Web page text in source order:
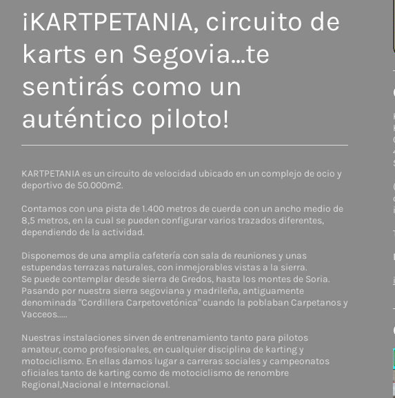
¡KARTPETANIA, circuito de
karts en Segovia...te
sentirás como un
auténtico piloto!
KARTPETANIA es un circuito de velocidad ubicado en un complejo de ocio y
deportivo de 50.000m2.
Contamos con una pista de 1.400 metros de cuerda con un ancho medio de
8,5 metros, en la cual se pueden configurar varios trazados diferentes,
dependiendo de la actividad.
Disponemos de una amplia cafetería con sala de reuniones y unas
estupendas terrazas naturales, con inmejorables vistas a la sierra.
Se puede contemplar desde sierra de Gredos, hasta los montes de Soria.
Pasando por nuestra sierra segoviana y madrileña, antiguamente
denominada "Cordillera Carpetovetónica" cuando la poblaban Carpetanos y
Vacceos.....
Nuestras instalaciones sirven de entrenamiento tanto para pilotos
amateur, como profesionales, en cualquier disciplina de karting y
motociclismo. En ellas damos lugar a carreras sociales y campeonatos
oficiales tanto de karting como de motociclismo de renombre
Regional,Nacional e Internacional.